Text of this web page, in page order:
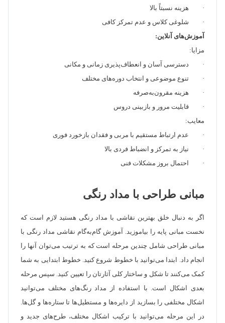
· هزینه نسبتاً بالا
· شلوغی کلاس و عدم تمرکز کافی
آموزش‌های آنلاین:
مزایا:
· دسترسی آسان و انعطاف‌پذیری زمانی و مکانی
· تنوع موضوعی و انتخاب دوره‌های مختلف
· هزینه مقرون‌به‌صرفه
· قابلیت مرور و بازبینی دروس
معایب:
· عدم ارتباط مستقیم با مربی و فقدان بازخورد فوری
· نیاز به تمرکز و انضباط فردی بالا
· احتمال بروز مشکلات فنی
مبانی طراحی با مداد رنگی
اگر به دنبال خلق بهترین نقاشی با مداد رنگی هستید لازم است که
نخست مبانی پایه را بیاموزید. آموزش گام‌به‌گام نقاشی مداد رنگی با
مبانی طراحی شامل چندین مرحله است که به ترتیب می‌توان آنها را
انجام داد. ابتدا می‌توانید با خطوط شروع کنید. خطوط ابتدایی به شما
کمک می‌کنند تا شکل و ساختار کلی آثارتان را تعیین کنید. سپس مرحله
بعدی اشکال است. با استفاده از مداد رنگ‌های مختلف می‌توانید
اشکال مختلفی را بسازید از دایره‌ها و مستطیل‌ها تا ستاره‌ها و گل‌ها.
در این مرحله می‌توانید با ترکیب اشکال مختلف، طرح‌های جدید و